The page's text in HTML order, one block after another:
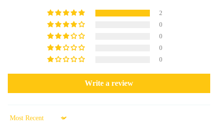
2
0
0
0
0
Write a review
Sort by